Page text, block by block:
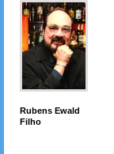
Rubens Ewald
Filho